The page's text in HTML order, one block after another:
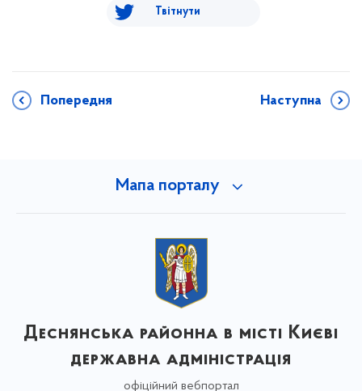
Твітнути
Попередня Наступна
Мапа порталу
Деснянська районна в місті Києві
державна адміністрація
офіційний вебпортал